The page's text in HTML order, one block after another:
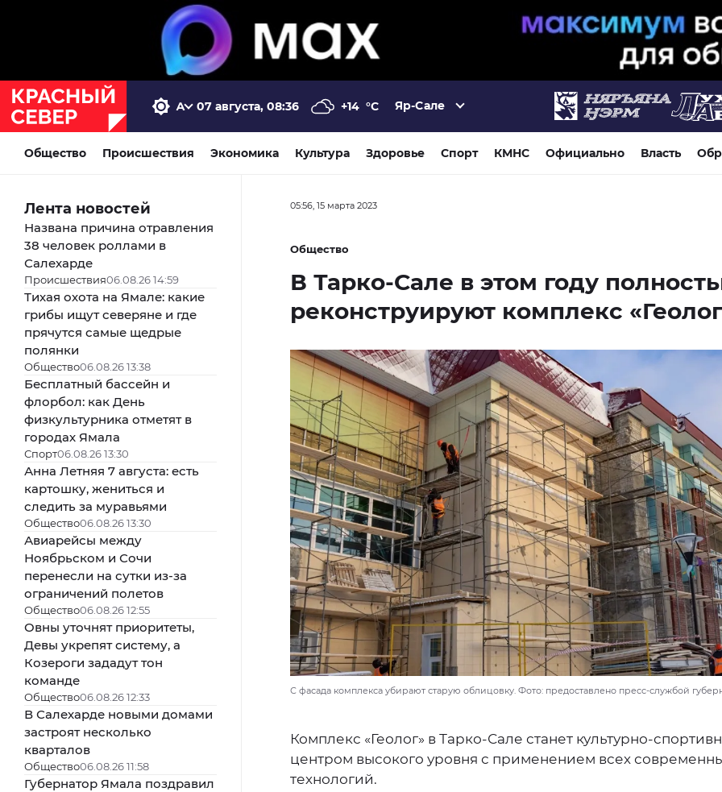
07 августа, 08:36 +14 °C Яр-Сале
Общество Происшествия Экономика Культура Здоровье Спорт КМНС Официально Власть
Лента новостей
Названа причина отравления
38 человек роллами в
Салехарде
Происшествия06.08.26 14:59
Тихая охота на Ямале: какие
грибы ищут северяне и где
прячутся самые щедрые
полянки
Общество06.08.26 13:38
Бесплатный бассейн и
флорбол: как День
физкультурника отметят в
городах Ямала
Спорт06.08.26 13:30
Анна Летняя 7 августа: есть
картошку, жениться и
следить за муравьями
Общество06.08.26 13:30
Авиарейсы между
Ноябрьском и Сочи
перенесли на сутки из-за
ограничений полетов
Общество06.08.26 12:55
Овны уточнят приоритеты,
Девы укрепят систему, а
Козероги зададут тон
команде
Общество06.08.26 12:33
В Салехарде новыми домами
застроят несколько
кварталов
Общество06.08.26 11:58
Губернатор Ямала поздравил
05:56, 15 марта 2023
Общество
В Тарко-Сале в этом году
реконструируют комплекс
С фасада комплекса убирают старую облицовку. Фото: предоставлено пресс-службой
Комплекс «Геолог» в Тарко-Сале станет культурно-
центром высокого уровня с применением всех
технологий.